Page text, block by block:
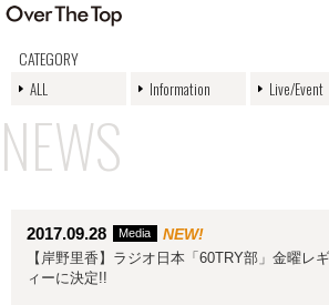
CATEGORY
ALL Information Live/Event
NEWS
2017.09.28 Media NEW!
【岸野里香】ラジオ日本「60TRY部」金曜レ
ィーに決定!!